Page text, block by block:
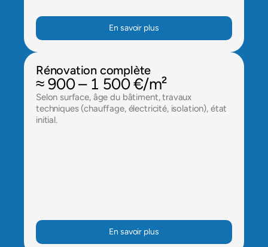
En savoir plus
Rénovation complète
≈ 900 – 1 500 €/m²
Selon surface, âge du bâtiment, travaux
techniques (chauffage, électricité, isolation), état
initial.
En savoir plus